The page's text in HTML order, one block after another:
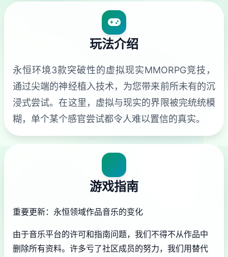
玩法介绍
永恒环境3款突破性的虚拟现实MMORPG竞技，
通过尖端的神经植入技术，为您带来前所未有的沉
浸式尝试。在这里，虚拟与现实的界限被完统统模
糊，单个某个感官尝试都令人难以置信的真实。
游戏指南
重要更新：永恒领域作品音乐的变化
由于音乐平台的许可和指南问题，我们不得不从作品中
删除所有资料。许多亏了社区成员的努力，我们用替代